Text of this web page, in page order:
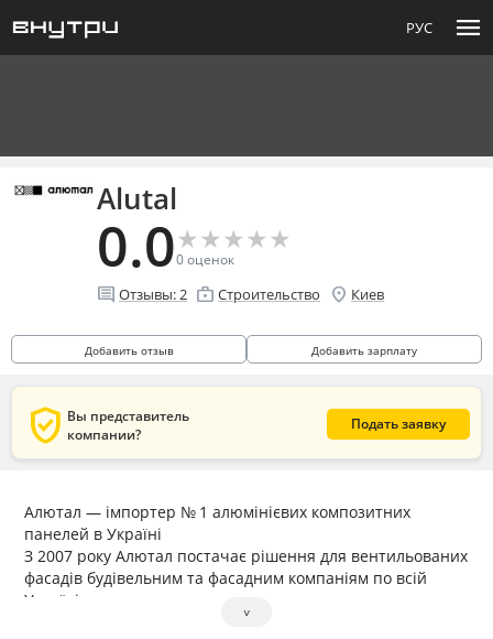
РУС menu
Alutal
0.0★
★★
★★
★★
★★
★
0оценок
comment Отзывы:2 enterprise Строительство location_on Киев
Добавить отзыв Добавить зарплату
verified_user Вы представитель
компании?
Подать заявку
Алютал — імпортер № 1 алюмінієвих композитних
панелей в Україні​
З 2007 року Алютал постачає рішення для вентильованих
фасадів будівельним та фасадним компаніям по всій
Україні.
Ми працюємо виключно у форматі B2B і розуміємо, що
˅